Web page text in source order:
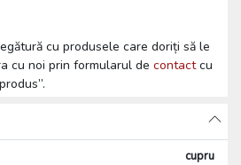
cu produsele care doriți să le
cu noi prin formularul de contactcu
cupru